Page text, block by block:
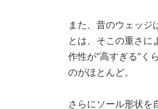
また、昔のウェッ
とは、そこの重さに
作性が“高すぎる”く
のがほとんど。
さらにソール形状を